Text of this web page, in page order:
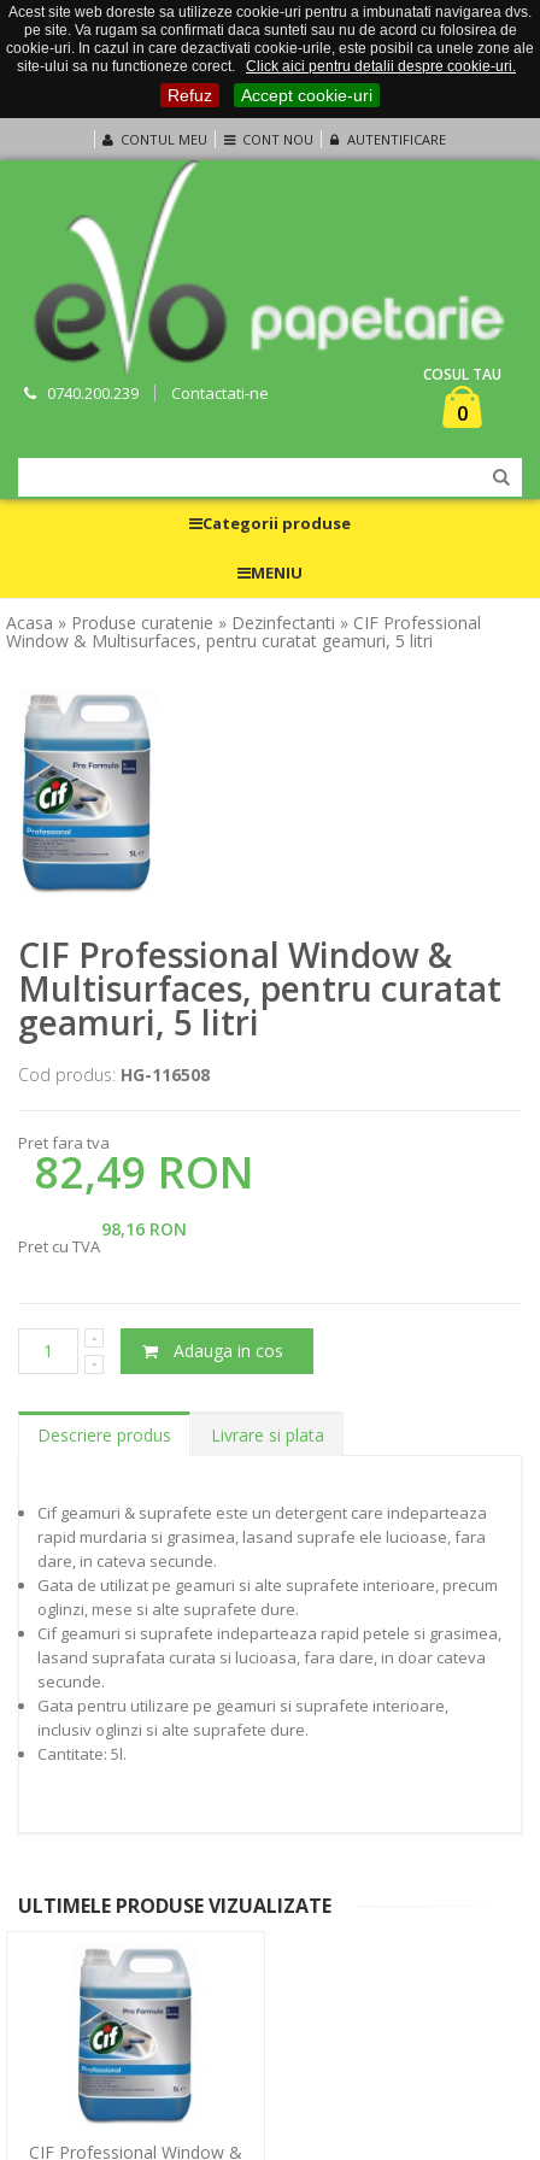
Acest site web doreste sa utilizeze cookie-uri pentru a imbunatati navigarea dvs.
pe site. Va rugam sa confirmati daca sunteti sau nu de acord cu folosirea de
cookie-uri. In cazul in care dezactivati cookie-urile, este posibil ca unele zone ale
site-ului sa nu functioneze corect.
Click aici pentru detalii despre cookie-uri.
Refuz Accept cookie-uri
CONTUL MEU CONT NOU AUTENTIFICARE
0740.200.239 Contactati-ne
COSUL TAU
0
Categorii produse
MENIU
Acasa » Produse curatenie » Dezinfectanti » CIF Professional
Window & Multisurfaces, pentru curatat geamuri, 5 litri
CIF Professional Window &
Multisurfaces, pentru curatat
geamuri, 5 litri
Cod produs: HG-116508
Pret fara tva
82,49 RON
98,16 RON
Pret cu TVA
Adauga in cos
Descriere produs Livrare si plata
Cif geamuri & suprafete este un detergent care indeparteaza
rapid murdaria si grasimea, lasand suprafe ele lucioase, fara
dare, in cateva secunde.
Gata de utilizat pe geamuri si alte suprafete interioare, precum
oglinzi, mese si alte suprafete dure.
Cif geamuri si suprafete indeparteaza rapid petele si grasimea,
lasand suprafata curata si lucioasa, fara dare, in doar cateva
secunde.
Gata pentru utilizare pe geamuri si suprafete interioare,
inclusiv oglinzi si alte suprafete dure.
Cantitate: 5l.
ULTIMELE PRODUSE VIZUALIZATE
CIF Professional Window &